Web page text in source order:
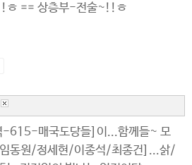
== 상층부-전술~!!ㅎ
615-매국도당들]이...함께들~ 모
동원/정세현/이종석/최종건]...삵/